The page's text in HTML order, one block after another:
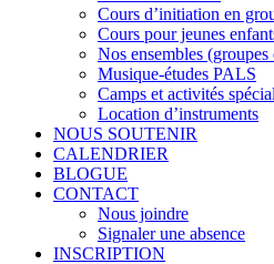
Cours d’initiation en
Cours pour jeunes
Nos ensembles
Musique-études PALS
Camps et activités
Location d’instruments
NOUS SOUTENIR
CALENDRIER
BLOGUE
CONTACT
Nous joindre
Signaler une absence
INSCRIPTION